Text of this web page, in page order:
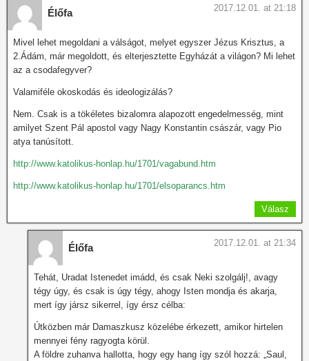
Élőfa 2017.12.01. at 21:18
Mivel lehet megoldani a válságot, melyet egyszer Jézus Krisztus, a
2.Ádám, már megoldott, és elterjesztette Egyházát a világon? Mi lehet
az a csodafegyver?
Valamiféle okoskodás és ideologizálás?
Nem. Csak is a tökéletes bizalomra alapozott engedelmesség, mint
amilyet Szent Pál apostol vagy Nagy Konstantin császár, vagy Pio
atya tanúsított.
http://www.katolikus-honlap.hu/1701/vagabund.htm
http://www.katolikus-honlap.hu/1701/elsoparancs.htm
Válasz
Élőfa 2017.12.01. at 21:34
Tehát, Uradat Istenedet imádd, és csak Neki szolgálj!, avagy
tégy úgy, és csak is úgy tégy, ahogy Isten mondja és akarja,
mert így jársz sikerrel, így érsz célba:
Útközben már Damaszkusz közelébe érkezett, amikor hirtelen
mennyei fény ragyogta körül.
A földre zuhanva hallotta, hogy egy hang így szól hozzá: „Saul,